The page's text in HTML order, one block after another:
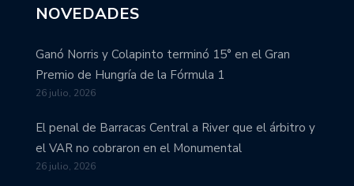
NOVEDADES
Ganó Norris y Colapinto terminó 15° en el Gran
Premio de Hungría de la Fórmula 1
26 julio, 2026
El penal de Barracas Central a River que el árbitro y
el VAR no cobraron en el Monumental
26 julio, 2026